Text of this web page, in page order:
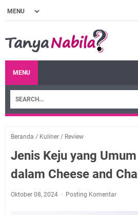
MENU
Beranda / Kuliner / Review
Jenis Keju yang
dalam Cheese and
Oktober 08, 2024 Posting Komentar